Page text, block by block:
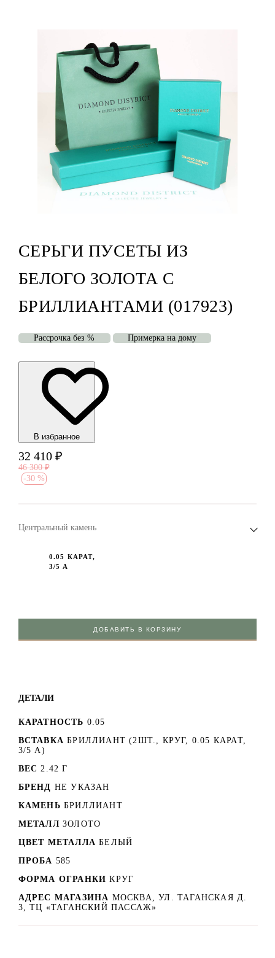
СЕРЬГИ ПУСЕТЫ ИЗ
БЕЛОГО ЗОЛОТА С
БРИЛЛИАНТАМИ (017923)
Рассрочка без % Примерка на дому
В избранноe
32 410 ₽
46 300 ₽
-30 %
Центральный камень
0.05 КАРАТ,
3/5 А
ДОБАВИТЬ В КОРЗИНУ
ДЕТАЛИ
КАРАТНОСТЬ 0.05
ВСТАВКА БРИЛЛИАНТ (2ШТ., КРУГ, 0.05 КАРАТ,
3/5 А)
ВЕС 2.42 Г
БРЕНД НЕ УКАЗАН
КАМЕНЬ БРИЛЛИАНТ
МЕТАЛЛ ЗОЛОТО
ЦВЕТ МЕТАЛЛА БЕЛЫЙ
ПРОБА 585
ФОРМА ОГРАНКИ КРУГ
АДРЕС МАГАЗИНА МОСКВА, УЛ. ТАГАНСКАЯ Д.
3, ТЦ «ТАГАНСКИЙ ПАССАЖ»